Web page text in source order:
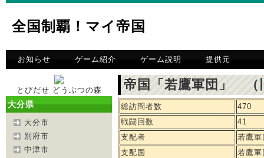
全国制覇！マイ帝国
お知らせ ゲーム紹介 ゲーム説明 提供元
とびだせ どうぶつの森
大分県
大分市
別府市
中津市
帝国「若鷹軍団」 （
総訪問者数
470
戦闘回数
41
支配者
若鷹軍
支配国
若鷹軍